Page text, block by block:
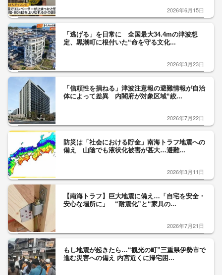
2026年6月15日
「逃げる」を日常に 全国最大34.4mの津波想
定、黒潮町に根付いた“命を守る文化...
2026年3月23日
「信頼性を損ねる」津波注意報の避難情報が自治
体によって差異 内閣府が対象区域“絞...
2026年7月22日
防災は「社会における貯金」南海トラフ地震への
備え 山陰でも液状化被害が甚大…避難...
2026年3月11日
【南海トラフ】巨大地震に備え…「自宅を安全・
安心な場所に」 “耐震化”と“家具の...
2026年7月21日
もし地震が起きたら…“観光の町”三重県伊勢市で
進む災害への備え 内宮近くに帰宅困...